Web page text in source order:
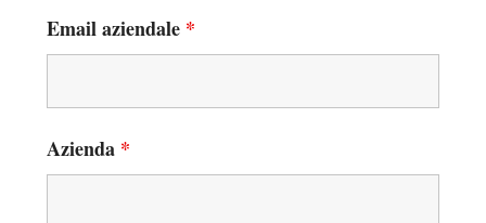
Email aziendale *
Azienda *